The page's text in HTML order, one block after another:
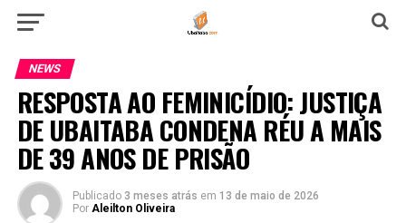
NEWS
RESPOSTA AO FEMINICÍDIO: JUSTIÇA
DE UBAITABA CONDENA RÉU A MAIS
DE 39 ANOS DE PRISÃO
Publicado 3 meses atrás em 13 de maio de 2026
Por Aleilton Oliveira